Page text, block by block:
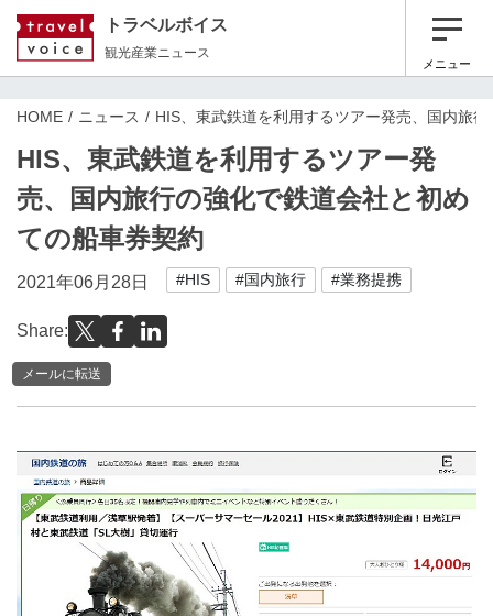
トラベルボイス
観光産業ニュース
メニュー
HOME ニュース HIS、東武鉄道を利用するツアー発売、国内旅
HIS、東武鉄道を利用するツアー発
売、国内旅行の強化で鉄道会社と初め
ての船車券契約
2021年06月28日 #HIS #国内旅行 #業務提携
Share:
メールに転送